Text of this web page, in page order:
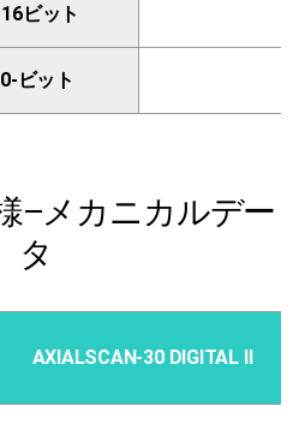
ビット
ビット
–メカニカルデー
タ
AXIALSCAN-30 DIGITAL Ⅱ